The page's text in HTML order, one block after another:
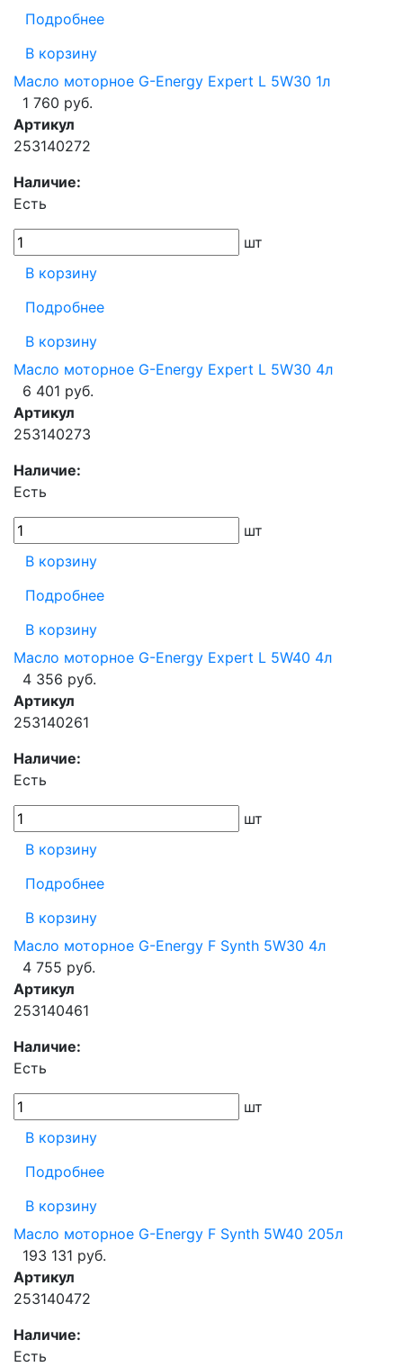
Подробнее
В корзину
Масло моторное G-Energy Expert L 5W30 1л
1 760 руб.
Артикул
253140272
Наличие:
Есть
шт
В корзину
Подробнее
В корзину
Масло моторное G-Energy Expert L 5W30 4л
6 401 руб.
Артикул
253140273
Наличие:
Есть
шт
В корзину
Подробнее
В корзину
Масло моторное G-Energy Expert L 5W40 4л
4 356 руб.
Артикул
253140261
Наличие:
Есть
шт
В корзину
Подробнее
В корзину
Масло моторное G-Energy F Synth 5W30 4л
4 755 руб.
Артикул
253140461
Наличие:
Есть
шт
В корзину
Подробнее
В корзину
Масло моторное G-Energy F Synth 5W40 205л
193 131 руб.
Артикул
253140472
Наличие:
Есть